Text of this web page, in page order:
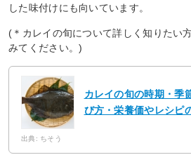
した味付けにも向いています。
(＊カレイの旬について詳しく知りたい
みてください。)
カレイの旬の時期・季
び方・栄養価やレシピ
出典: ちそう